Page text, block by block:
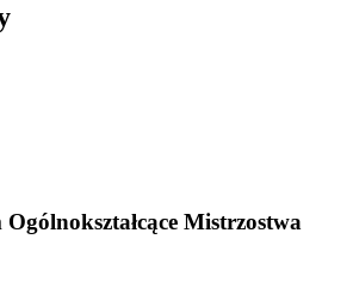
Ogólnokształcące Mistrzostwa